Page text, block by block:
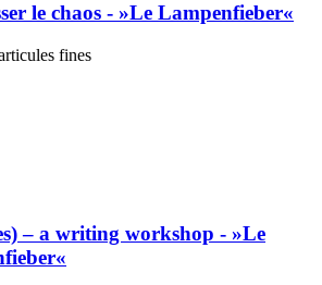
le chaos - »Le Lampenfieber«
fines
– a writing workshop - »Le